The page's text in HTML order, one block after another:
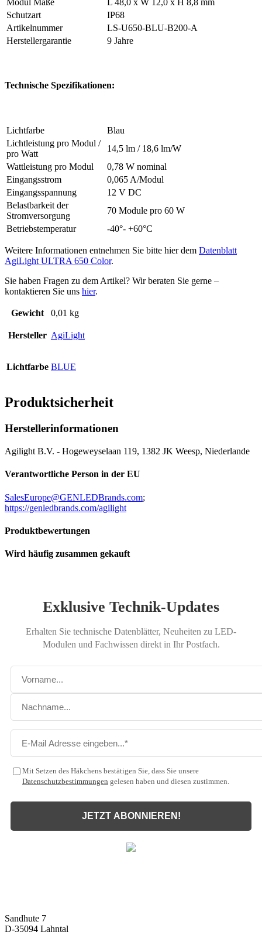
Modul Maße
L 48,0 x W 12,0 x H 8,8 mm
Schutzart
IP68
Artikelnummer
LS-U650-BLU-B200-A
Herstellergarantie
9 Jahre
Technische Spezifikationen:
Lichtfarbe
Blau
Lichtleistung pro Modul /
pro Watt
14,5 lm / 18,6 lm/W
Wattleistung pro Modul
0,78 W nominal
Eingangsstrom
0,065 A/Modul
Eingangsspannung
12 V DC
Belastbarkeit der
Stromversorgung
70 Module pro 60 W
Betriebstemperatur
-40°- +60°C
Weitere Informationen entnehmen Sie bitte hier dem Datenblatt
AgiLight ULTRA 650 Color.
Sie haben Fragen zu dem Artikel? Wir beraten Sie gerne –
kontaktieren Sie uns hier.
Gewicht 0,01 kg
Hersteller AgiLight
Lichtfarbe BLUE
Produktsicherheit
Herstellerinformationen
Agilight B.V. - Hogeweyselaan 119, 1382 JK Weesp, Niederlande
Verantwortliche Person in der EU
SalesEurope@GENLEDBrands.com;
https://genledbrands.com/agilight
Produktbewertungen
Wird häufig zusammen gekauft
Exklusive Technik-Updates
Erhalten Sie technische Datenblätter, Neuheiten zu LED-
Modulen und Fachwissen direkt in Ihr Postfach.
Mit Setzen des Häkchens bestätigen Sie, dass Sie unsere
Datenschutzbestimmungen gelesen haben und diesen zustimmen.
JETZT ABONNIEREN!
Sandhute 7
D-35094 Lahntal